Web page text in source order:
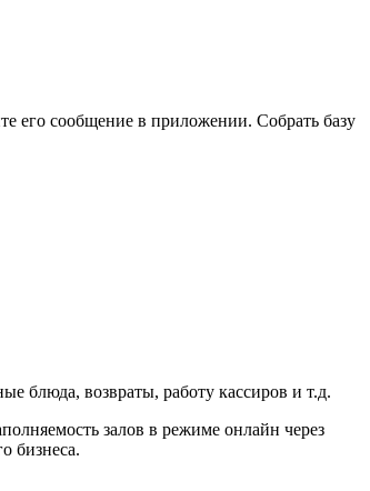
его сообщение в приложении. Собрать базу
блюда, возвраты, работу кассиров и т.д.
залов в режиме онлайн через
бизнеса.